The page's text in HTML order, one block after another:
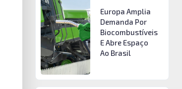
Europa Amplia
Demanda Por
Biocombustíveis
E Abre Espaço
Ao Brasil